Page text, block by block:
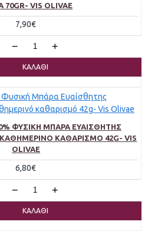
VIS OLIVAE
7,90€
− +
ΚΑΛΆΘΙ
ΦΥΣΙΚΉ ΜΠΆΡΑ ΕΥΑΊΣΘΗΤΗΣ
ΚΑΘΑΡΙΣΜΌ 42G- VIS
OLIVAE
6,80€
− +
ΚΑΛΆΘΙ